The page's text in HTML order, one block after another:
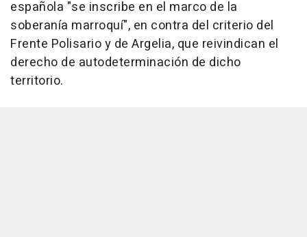
española "se inscribe en el marco de la
soberanía marroquí", en contra del criterio del
Frente Polisario y de Argelia, que reivindican el
derecho de autodeterminación de dicho
territorio.